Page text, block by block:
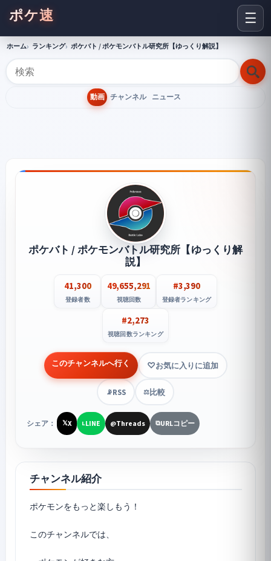
☰
ポケ速
ホーム ランキング ポケバト / ポケモンバトル研究所【ゆっくり解説】
動画 チャンネル ニュース
ポケバト / ポケモンバトル研究所【ゆっくり解
説】
41,300
登録者数
49,655,291
視聴回数
#3,390
登録者ランキング
#2,273
視聴回数ランキング
このチャンネルへ行く お気に入りに追加
📡RSS ⚖️比較
シェア： 𝕏X LLINE @Threads ⧉URLコピー
チャンネル紹介
ポケモンをもっと楽しもう！
このチャンネルでは、